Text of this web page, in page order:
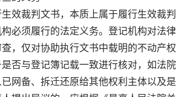
裁判文书，本质上属于履行生效裁判
必须履行的法定义务。登记机构对法律
，仅对协助执行文书中载明的不动产权
否与登记簿记载一致进行核对，如法院
网备、拆迁还原给其他权利主体以及是